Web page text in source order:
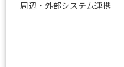
周辺・外部システム連携